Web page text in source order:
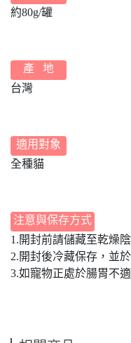
約80g/罐
產 地
台灣
適用對象
全種貓
注意與保存方式
1.開封前請儲藏至乾燥
2.開封後冷藏保存，並
3.如寵物正處於腸胃不